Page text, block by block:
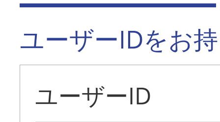
ユーザーIDをお
ユーザーID